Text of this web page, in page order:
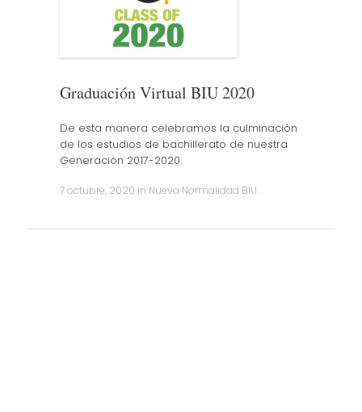
Graduación Virtual BIU 2020
De esta manera celebramos la culminación
de los estudios de bachillerato de nuestra
Generación 2017-2020.
7 octubre, 2020 in Nueva Normalidad BIU.